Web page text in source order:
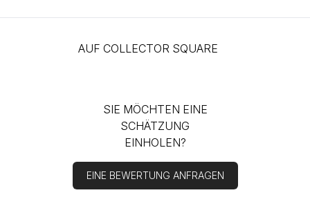
AUF COLLECTOR SQUARE
SIE MÖCHTEN EINE
SCHÄTZUNG
EINHOLEN?
EINE BEWERTUNG ANFRAGEN